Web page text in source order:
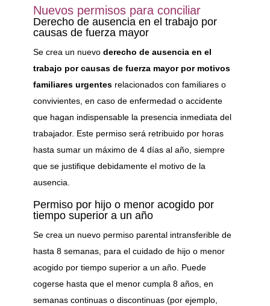
Nuevos permisos para conciliar
Derecho de ausencia en el trabajo por
causas de fuerza mayor
Se crea un nuevo derecho de ausencia en el
trabajo por causas de fuerza mayor por motivos
familiares urgentesrelacionados con familiares o
convivientes, en caso de enfermedad o accidente
que hagan indispensable la presencia inmediata del
trabajador. Este permiso será retribuido por horas
hasta sumar un máximo de 4 días al año, siempre
que se justifique debidamente el motivo de la
ausencia.
Permiso por hijo o menor acogido por
tiempo superior a un año
Se crea un nuevo permiso parental intransferible de
hasta 8 semanas, para el cuidado de hijo o menor
acogido por tiempo superior a un año. Puede
cogerse hasta que el menor cumpla 8 años, en
semanas continuas o discontinuas (por ejemplo,